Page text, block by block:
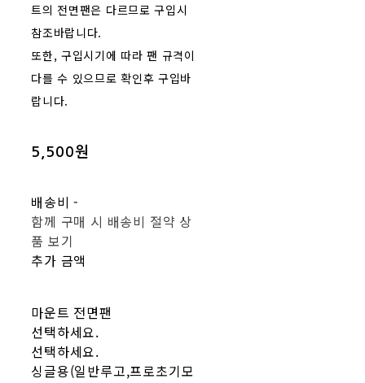
트의 전면팬은 다르므로 구입시
참조바랍니다.
또한, 구입시기에 따라 팬 규격이
다를 수 있으므로 확인후 구입바
랍니다.
5,500원
배송비-
함께 구매 시 배송비 절약 상
품 보기
추가 금액
마운트 전면팬
선택하세요.
선택하세요.
싱글용(일반루고,프로초기모